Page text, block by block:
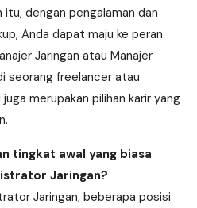
itu, dengan pengalaman dan
Anda dapat maju ke peran
Jaringan atau Manajer
seorang freelancer atau
merupakan pilihan karir yang
tingkat awal yang biasa
Jaringan?
Jaringan, beberapa posisi